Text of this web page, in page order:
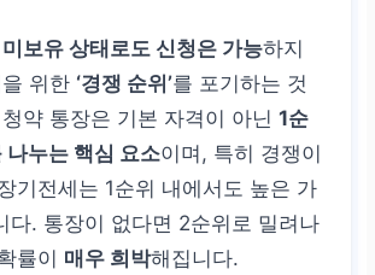
미보유 상태로도 신청은 가능하지
위한 ‘경쟁 순위’를 포기하는 것
약 통장은 기본 자격이 아닌1순
나누는 핵심 요소이며, 특히 경쟁이
기전세는 1순위 내에서도 높은 가
다. 통장이 없다면 2순위로 밀려나
률이 매우 희박해집니다.